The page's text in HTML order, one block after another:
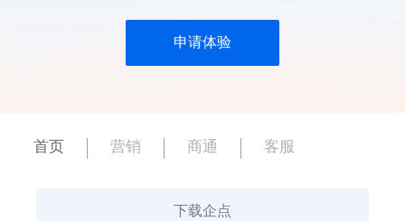
申请体验
首页 营销 商通 客服
下载企点